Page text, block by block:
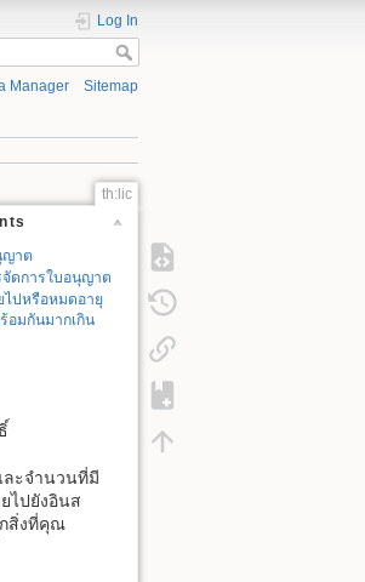
Log In
Manager Sitemap
th:lic
ญาต
จัดการใบอนุญาต
ปหรือหมดอายุ
อมกันมากเกิน
ละจำนวนที่มี
ไปยังอินส
กสิ่งที่คุณ